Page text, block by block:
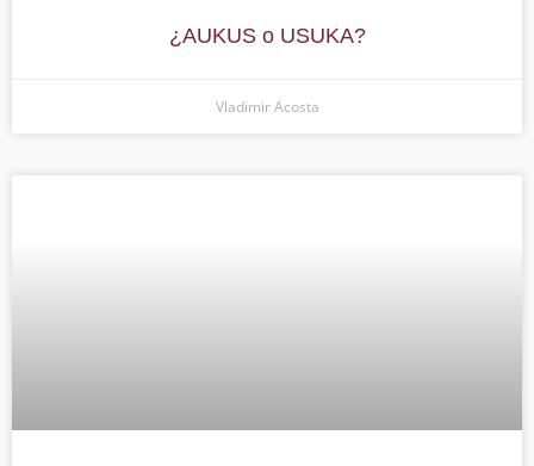
¿AUKUS o USUKA?
Vladimir Acosta